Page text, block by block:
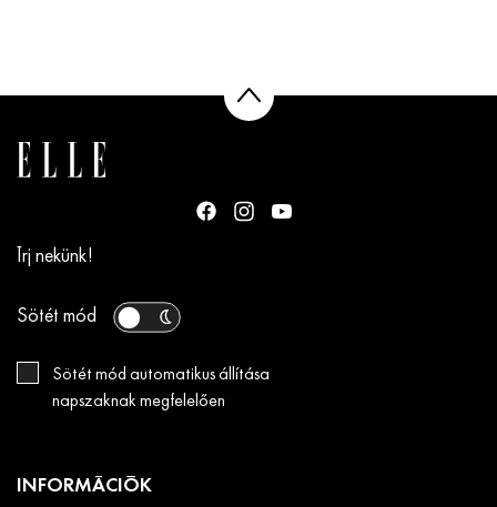
Írj nekünk!
Sötét mód
Sötét mód automatikus állítása
napszaknak megfelelően
INFORMÁCIÓK